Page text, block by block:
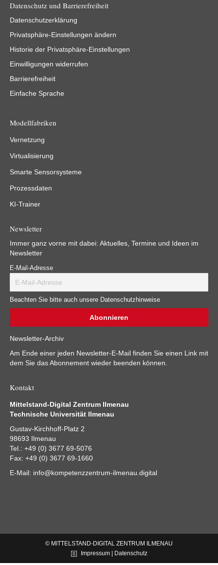
Datenschutz und Barrierefreiheit
Datenschutzerklärung
Privatsphäre-Einstellungen ändern
Historie der Privatsphäre-Einstellungen
Einwilligungen widerrufen
Barrierefreiheit
Einfache Sprache
Modellfabriken
Vernetzung
Virtualisierung
Smarte Sensorsysteme
Prozessdaten
KI-Trainer
Newsletter
Immer ganz vorne mit dabei: Aktuelles, Termine und Ideen im
Newsletter
E-Mail-Adresse
Beachten Sie bitte auch unsere Datenschutzhinweise
Newsletter-Archiv
Am Ende einer jeden Newsletter-E-Mail finden Sie einen Link mit
dem Sie das Abonnement wieder beenden können.
Kontakt
Mittelstand-Digital Zentrum Ilmenau
Technische Universität Ilmenau
Gustav-Kirchhoff-Platz 2
98693 Ilmenau
Tel.: +49 (0) 3677 69-5076
Fax: +49 (0) 3677 69-1660
E-Mail: info@kompetenzzentrum-ilmenau.digital
© MITTELSTAND-DIGITAL ZENTRUM ILMENAU
Impressum | Datenschutz